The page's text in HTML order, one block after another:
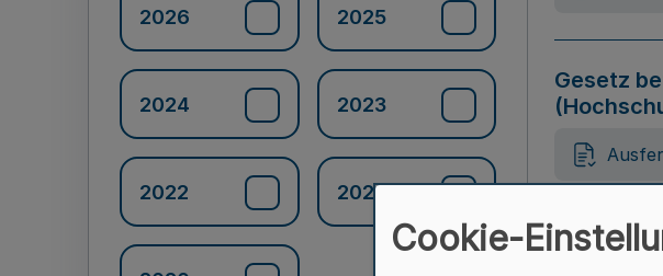
2026 2025
2024 2023
2022 2021
Gesetz
Gesetz
Cookie-